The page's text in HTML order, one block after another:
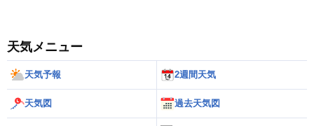
天気メニュー
天気予報 2週間天気
天気図 過去天気図